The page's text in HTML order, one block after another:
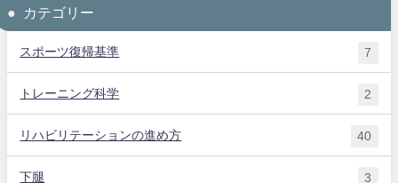
カテゴリー
スポーツ復帰基準 7
トレーニング科学 2
リハビリテーションの進め方 40
下腿 3